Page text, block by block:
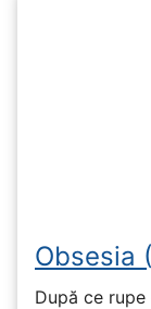
Obsesia
După ce